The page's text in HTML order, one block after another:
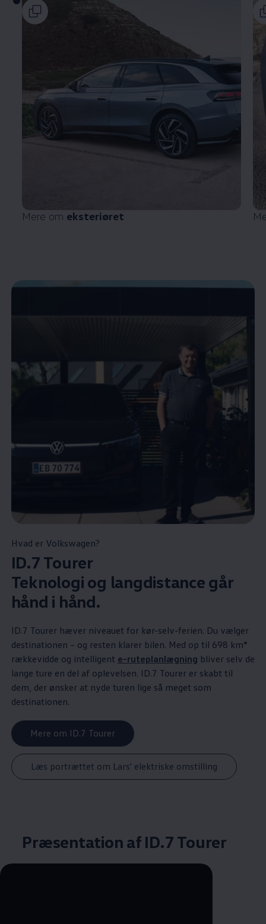
Mere om eksteriøret
Hvad er Volkswagen?
ID.7 Tourer
Teknologi og langdistance går
hånd i hånd.
ID.7 Tourer hæver niveauet for kør-selv-ferien. Du vælger
destinationen – og resten klarer bilen. Med op til 698 km*
rækkevidde og intelligent e-ruteplanlægning bliver selv de
lange ture en del af oplevelsen. ID.7 Tourer er skabt til
dem, der ønsker at nyde turen lige så meget som
destinationen.
Mere om ID.7 Tourer
Læs portrættet om Lars' elektriske omstilling
Præsentation af ID.7 Tourer